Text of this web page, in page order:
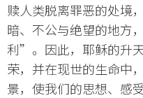
赎人类脱离罪恶的处境
暗、不公与绝望的地方
利”。因此，耶稣的升
荣，并在现世的生命中
景，使我们的思想、感